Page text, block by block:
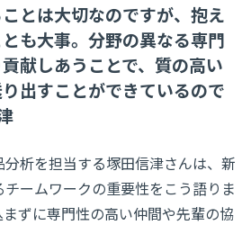
ことは大切なのですが、抱え
も大事。分野の異なる専門
献しあうことで、質の高い
出すことができているので
析を担当する塚田信津さんは、新
ームワークの重要性をこう語りま
ずに専門性の高い仲間や先輩の協